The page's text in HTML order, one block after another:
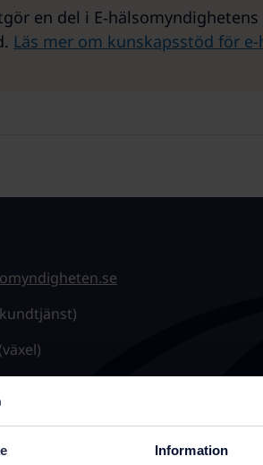
Information
en del i
Läs mer om kunskapsstöd för e-
(växel)